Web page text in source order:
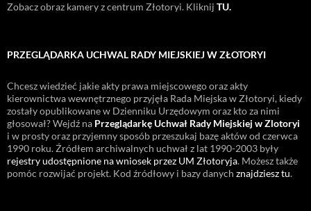
Zobacz obraz kamery z centrum Złotoryi. Kliknij TU.
PRZEGLĄDARKA UCHWAL RADY MIEJSKIEJ W ZŁOTORYI
Chcesz wiedzieć jakie akty prawa miejscowego oraz akty
kierownictwa wewnętrznego przyjęła Rada Miejska w Złotoryi, kiedy
zostały opublikowane w Dzienniku Urzędowym oraz kto za nimi
głosował? Wejdź na Przeglądarkę Uchwał Rady Miejskiej w Zlotoryi
i w prosty oraz przyjemny sposób przeszukaj bazę aktów od czerwca
1990 roku. Źródłem archiwalnych uchwał z lat 1990-2003 były
rejestry udostępnione na wniosek przez UM Złotoryja. Możesz także
pomóc rozwijać projekt. Kod źródłowy i bazy danych znajdziesz tu.